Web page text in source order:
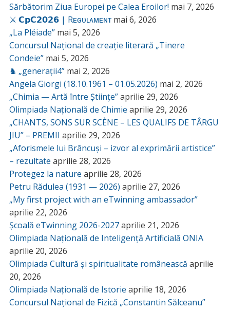
Sărbătorim Ziua Europei pe Calea Eroilor! mai 7, 2026
⚔️ 𝗖𝗽𝗖𝟮𝟬𝟮𝟲 | Rᴇɢᴜʟᴀᴍᴇɴᴛ mai 6, 2026
„La Pléiade” mai 5, 2026
Concursul Național de creație literară „Tinere
Condeie” mai 5, 2026
♞ „generații4” mai 2, 2026
Angela Giorgi (18.10.1961 – 01.05.2026) mai 2, 2026
„Chimia — Artă între Științe”aprilie 29, 2026
Olimpiada Națională de Chimie aprilie 29, 2026
„CHANTS, SONS SUR SCÈNE – LES QUALIFS DE TÂRGU
JIU” – PREMII aprilie 29, 2026
„Aforismele lui Brâncuși – izvor al exprimării artistice”
– rezultate aprilie 28, 2026
Protegez la nature aprilie 28, 2026
Petru Rădulea (1931 — 2026) aprilie 27, 2026
„My first project with an eTwinning ambassador”
aprilie 22, 2026
Școală eTwinning 2026-2027aprilie 21, 2026
Olimpiada Națională de Inteligență Artificială ONIA
aprilie 20, 2026
Olimpiada Cultură și spiritualitate românească aprilie
20, 2026
Olimpiada Națională de Istorie aprilie 18, 2026
Concursul Național de Fizică „Constantin Sălceanu”